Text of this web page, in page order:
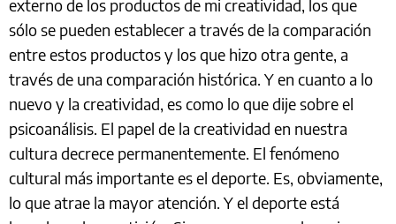
externo de los productos de mi creatividad, los que
sólo se pueden establecer a través de la comparación
entre estos productos y los que hizo otra gente, a
través de una comparación histórica. Y en cuanto a lo
nuevo y la creatividad, es como lo que dije sobre el
psicoanálisis. El papel de la creatividad en nuestra
cultura decrece permanentemente. El fenómeno
cultural más importante es el deporte. Es, obviamente,
lo que atrae la mayor atención. Y el deporte está